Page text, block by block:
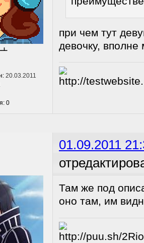
20.03.2011
0
при чем тут
девочку,
01.09.2011
Там же под
оно там, им